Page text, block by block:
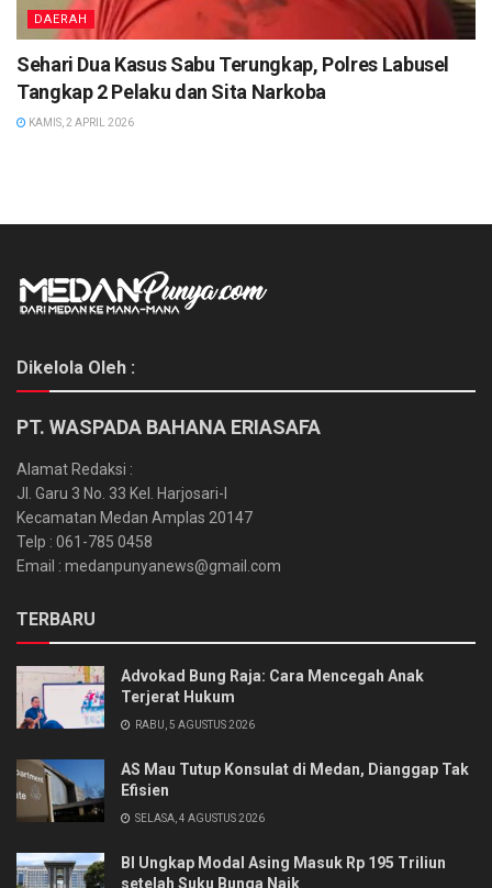
DAERAH
Sehari Dua Kasus Sabu Terungkap, Polres Labusel
Tangkap 2 Pelaku dan Sita Narkoba
KAMIS, 2 APRIL 2026
Dikelola Oleh :
PT. WASPADA BAHANA ERIASAFA
Alamat Redaksi :
Jl. Garu 3 No. 33 Kel. Harjosari-I
Kecamatan Medan Amplas 20147
Telp : 061-785 0458
Email : medanpunyanews@gmail.com
TERBARU
Advokad Bung Raja: Cara Mencegah Anak
Terjerat Hukum
RABU, 5 AGUSTUS 2026
AS Mau Tutup Konsulat di Medan, Dianggap Tak
Efisien
SELASA, 4 AGUSTUS 2026
BI Ungkap Modal Asing Masuk Rp 195 Triliun
setelah Suku Bunga Naik